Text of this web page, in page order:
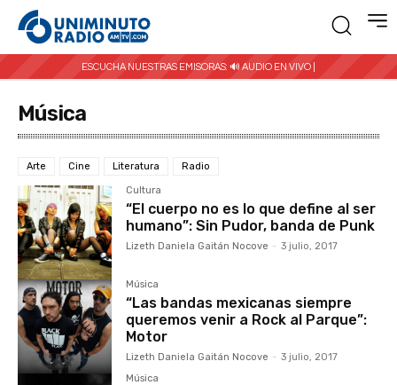
ESCUCHA NUESTRAS EMISORAS: 🔊 AUDIO EN VIVO |
Música
Arte Cine Literatura Radio
Cultura
“El cuerpo no es lo que define al ser
humano”: Sin Pudor, banda de Punk
Lizeth Daniela Gaitán Nocove - 3 julio, 2017
Música
“Las bandas mexicanas siempre
queremos venir a Rock al Parque”:
Motor
Lizeth Daniela Gaitán Nocove - 3 julio, 2017
Música